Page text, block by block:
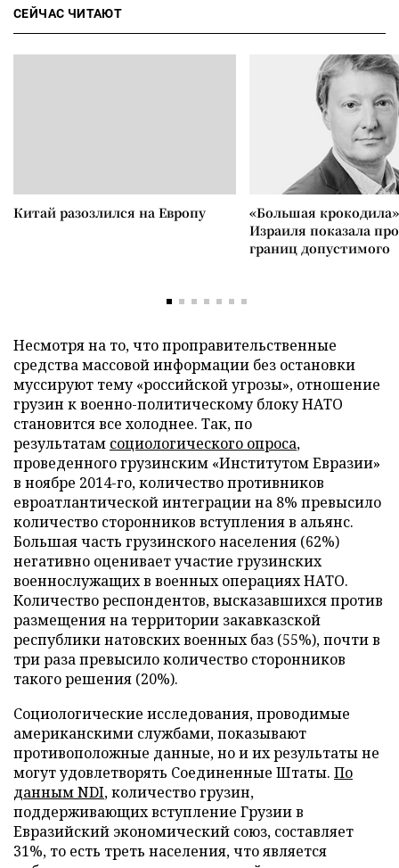
СЕЙЧАС ЧИТАЮТ
Китай разозлился на Европу
«Большая
Израиля показала
границ допустимого
Несмотря на то, что проправительственные
средства массовой информации без остановки
муссируют тему «российской угрозы», отношение
грузин к военно-политическому блоку НАТО
становится все холоднее. Так, по
результатам социологического опроса,
проведенного грузинским «Институтом Евразии»
в ноябре 2014-го, количество противников
евроатлантической интеграции на 8% превысило
количество сторонников вступления в альянс.
Большая часть грузинского населения (62%)
негативно оценивает участие грузинских
военнослужащих в военных операциях НАТО.
Количество респондентов, высказавшихся против
размещения на территории закавказской
республики натовских военных баз (55%), почти в
три раза превысило количество сторонников
такого решения (20%).
Социологические исследования, проводимые
американскими службами, показывают
противоположные данные, но и их результаты не
могут удовлетворять Соединенные Штаты. По
данным NDI, количество грузин,
поддерживающих вступление Грузии в
Евразийский экономический союз, составляет
31%, то есть треть населения, что является